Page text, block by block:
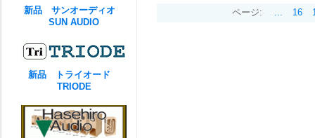
ページ: ... 16
新品 サンオーディオ
SUN AUDIO
新品 トライオード
TRIODE